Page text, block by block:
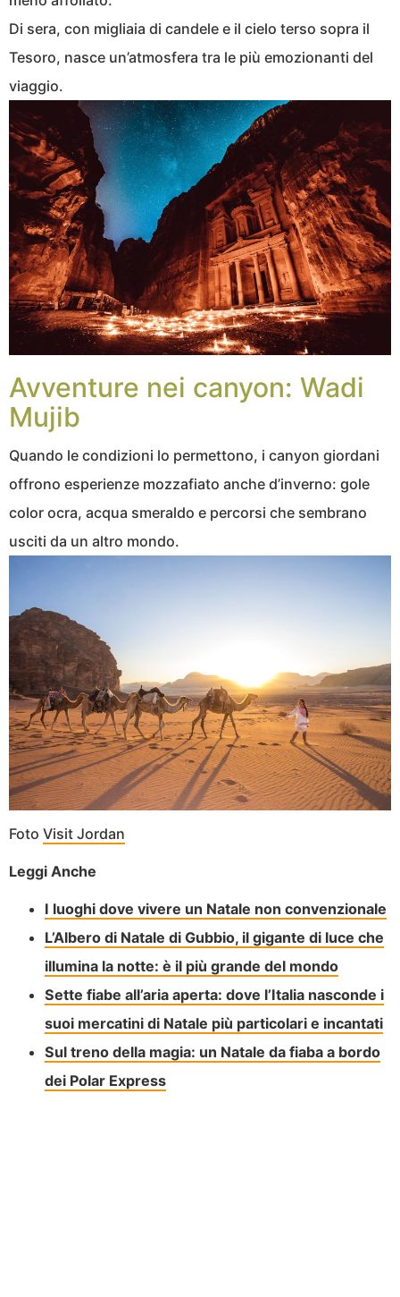
Di sera, con migliaia di candele e il cielo terso sopra il
Tesoro, nasce un’atmosfera tra le più emozionanti del
viaggio.
Avventure nei canyon: Wadi
Mujib
Quando le condizioni lo permettono, i canyon giordani
offrono esperienze mozzafiato anche d’inverno: gole
color ocra, acqua smeraldo e percorsi che sembrano
usciti da un altro mondo.
Foto Visit Jordan
Leggi Anche
I luoghi dove vivere un Natale non convenzionale
L’Albero di Natale di Gubbio, il gigante di luce che
illumina la notte: è il più grande del mondo
Sette fiabe all’aria aperta: dove l’Italia nasconde i
suoi mercatini di Natale più particolari e incantati
Sul treno della magia: un Natale da fiaba a bordo
dei Polar Express